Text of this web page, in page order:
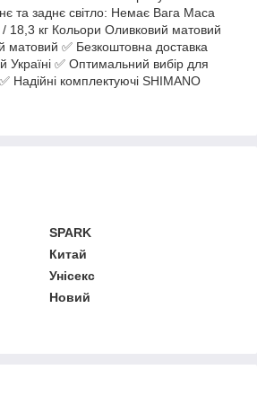
та заднє світло: Немає Вага Маса
/ 18,3 кг Кольори Оливковий матовий
матовий ✅ Безкоштовна доставка
✅ Оптимальний вибір для
Надійні комплектуючі SHIMANO
SPARK
Китай
Унісекс
Новий